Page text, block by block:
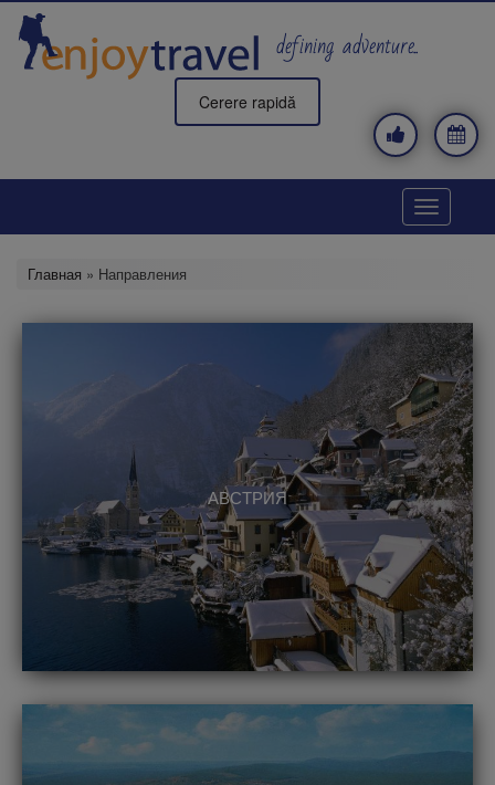
Перейти
основному
содержанию
defining adventure..
Cerere rapidă
Toggle
Главная » Направления
АВСТРИЯ